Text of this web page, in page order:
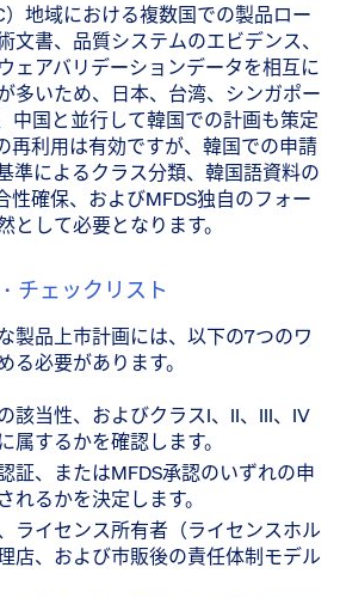
）地域における複数国での製品ロー
文書、品質システムのエビデンス、
ェアバリデーションデータを相互に
多いため、日本、台湾、シンガポー
中国と並行して韓国での計画も策定
再利用は有効ですが、韓国での申請
準によるクラス分類、韓国語資料の
性確保、およびMFDS独自のフォー
として必要となります。
チェックリスト
製品上市計画には、以下の7つのワ
る必要があります。
該当性、およびクラスI、II、III、IV
属するかを確認します。
証、またはMFDS承認のいずれの申
れるかを決定します。
ライセンス所有者（ライセンスホル
店、および市販後の責任体制モデル